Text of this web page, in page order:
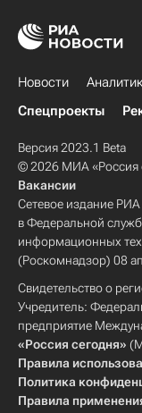
Новости
Спецпроекты
Версия 2023.1 Beta
© 2026 МИА «Россия
Вакансии
Сетевое издание
в Федеральной
информационных
(Роскомнадзор) 08
Свидетельство о
Учредитель:
предприятие
«Россия сегодня»
Правила
Политика
Правила